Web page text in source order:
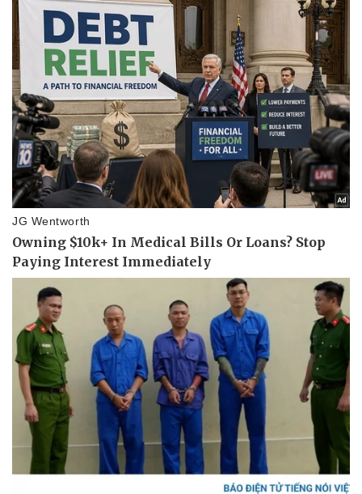
Sức khỏe
Dinh dưỡng - món ngon
Cây thuốc
Sản phụ khoa
Nhi khoa
Nam khoa
Làm đẹp - giảm cân
Phòng mạch online
Ăn sạch sống khỏe
Đời sống
Nhà đẹp
Blog
Tình yêu - Gia đình